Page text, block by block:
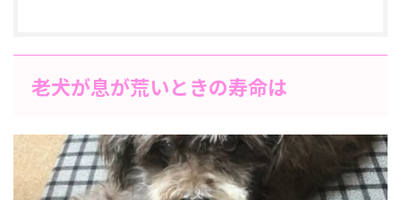
老犬が息が荒いときの寿命は